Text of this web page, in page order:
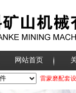
网站首页
雷蒙磨配套